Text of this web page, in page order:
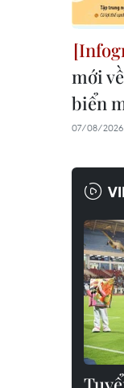
mới
biển
07/08/2026